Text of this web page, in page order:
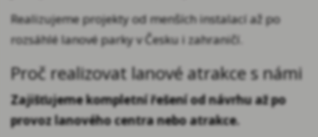
Realizujeme projekty od menších instalací až po
rozsáhlé lanové parky v Česku i zahraničí.
Proč realizovat lanové atrakce s námi
Zajišťujeme kompletní řešení od návrhu až po
provoz lanového centra nebo atrakce.